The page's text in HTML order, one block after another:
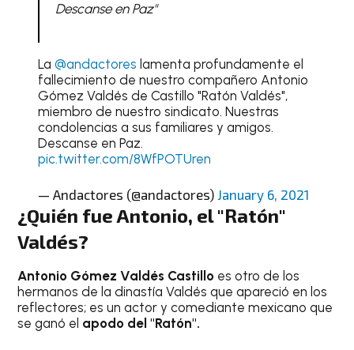
Descanse en Paz"
La @andactores lamenta profundamente el
fallecimiento de nuestro compañero Antonio
Gómez Valdés de Castillo "Ratón Valdés",
miembro de nuestro sindicato. Nuestras
condolencias a sus familiares y amigos.
Descanse en Paz.
pic.twitter.com/8WfPOTUren
— Andactores (@andactores) January 6, 2021
¿Quién fue Antonio, el "Ratón"
Valdés?
Antonio Gómez Valdés Castillo es otro de los
hermanos de la dinastía Valdés que apareció en los
reflectores; es un actor y comediante mexicano que
se ganó el apodo del "Ratón".